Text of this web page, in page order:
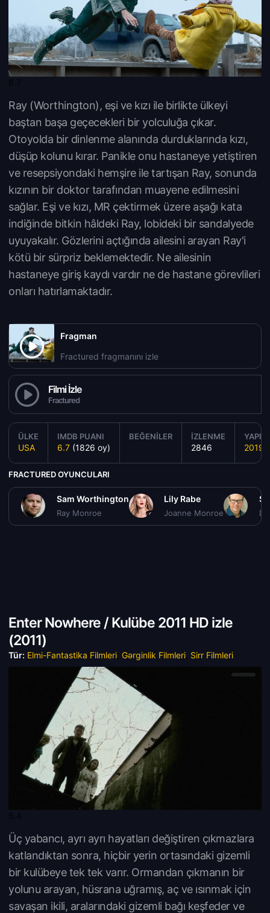
6.7
Ray (Worthington), eşi ve kızı ile birlikte ülkeyi
baştan başa geçecekleri bir yolculuğa çıkar.
Otoyolda bir dinlenme alanında durduklarında kızı,
düşüp kolunu kırar. Panikle onu hastaneye yetiştiren
ve resepsiyondaki hemşire ile tartışan Ray, sonunda
kızının bir doktor tarafından muayene edilmesini
sağlar. Eşi ve kızı, MR çektirmek üzere aşağı kata
indiğinde bitkin hâldeki Ray, lobideki bir sandalyede
uyuyakalır. Gözlerini açtığında ailesini arayan Ray'i
kötü bir sürpriz beklemektedir. Ne ailesinin
hastaneye giriş kaydı vardır ne de hastane görevlileri
onları hatırlamaktadır.
Fragman
Fractured fragmanını izle
Filmi İzle
Fractured
ÜLKE
USA
IMDB PUANI
6.7 (1826 oy)
BEĞENILER İZLENME
2846 2019
FRACTURED OYUNCULARI
Sam Worthington
Ray Monroe
Lily Rabe
Joanne Monroe
Enter Nowhere / Kulübe 2011 HD izle
(2011)
Tür: Elmi-Fantastika Filmleri Gərginlik Filmleri Sirr Filmleri
6.4
Üç yabancı, ayrı ayrı hayatları değiştiren çıkmazlara
katlandıktan sonra, hiçbir yerin ortasındaki gizemli
bir kulübeye tek tek varır. Ormandan çıkmanın bir
yolunu arayan, hüsrana uğramış, aç ve ısınmak için
savaşan ikili, aralarındaki gizemli bağı keşfeder ve